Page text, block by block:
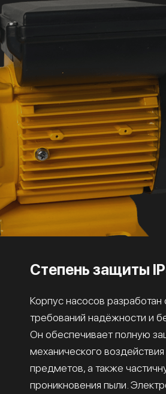
Степень защиты
Корпус насосов разработан
требований надёжности и
Он обеспечивает полную
механического
предметов, а также
проникновения пыли.